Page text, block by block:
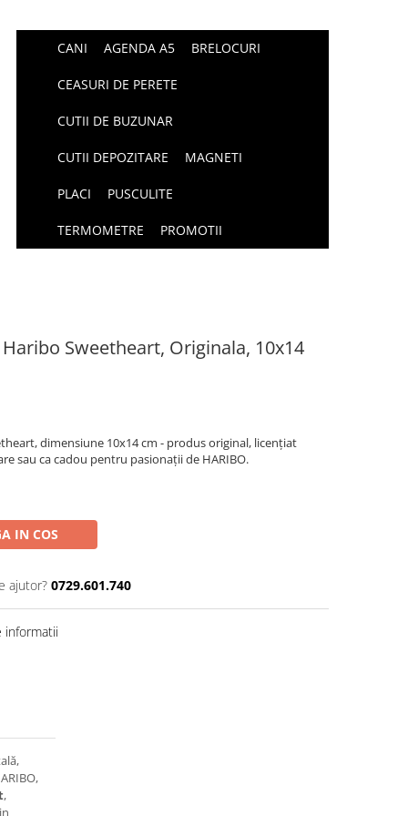
CANI AGENDA A5 BRELOCURI
CEASURI DE PERETE
CUTII DE BUZUNAR
CUTII DEPOZITARE MAGNETI
PLACI PUSCULITE
TERMOMETRE PROMOTII
Sweetheart, Originala, 10x14
dimensiune 10x14 cm - produs original, licențiat
sau ca cadou pentru pasionații de HARIBO.
IN COS
ajutor? 0729.601.740
informatii
,